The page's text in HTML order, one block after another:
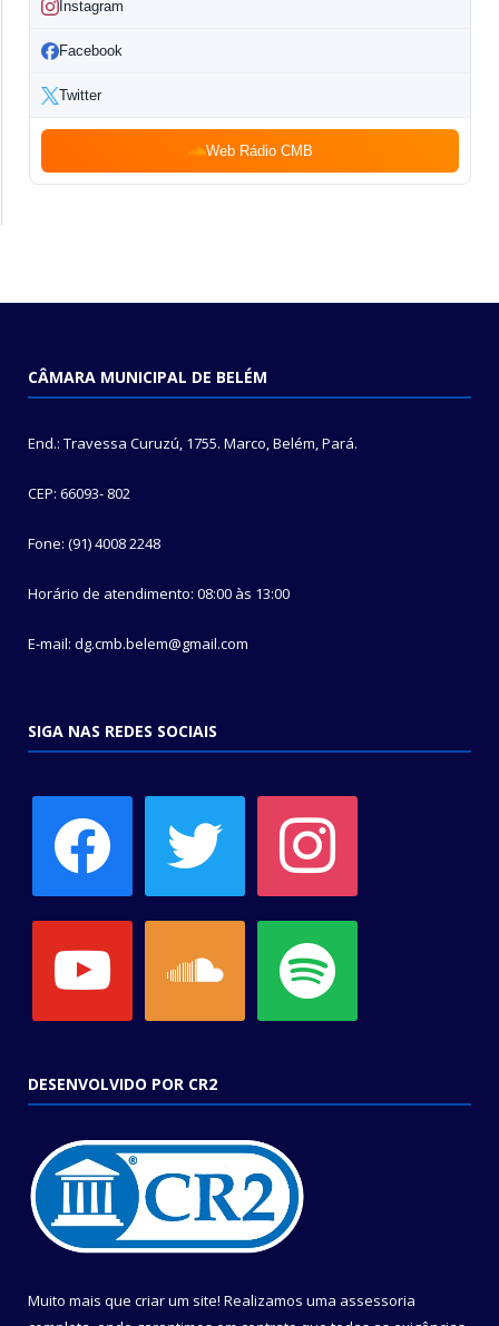
Instagram
Facebook
Twitter
Web Rádio CMB
CÂMARA MUNICIPAL DE BELÉM
End.: Travessa Curuzú, 1755. Marco, Belém, Pará.
CEP: 66093- 802
Fone: (91) 4008 2248
Horário de atendimento: 08:00 às 13:00
E-mail: dg.cmb.belem@gmail.com
SIGA NAS REDES SOCIAIS
DESENVOLVIDO POR CR2
Muito mais que criar um site! Realizamos uma assessoria